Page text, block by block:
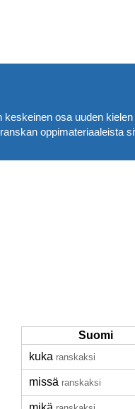
osa uuden
oppimateriaaleista
Suomi
kuka ranskaksi
missä ranskaksi